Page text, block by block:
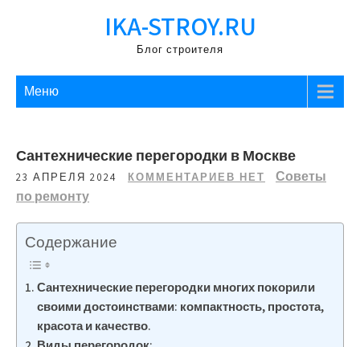
IKA-STROY.RU
Блог строителя
Меню
Сантехнические перегородки в Москве
23 АПРЕЛЯ 2024 КОММЕНТАРИЕВ НЕТ
Советы
по ремонту
Содержание
Сантехнические перегородки многих покорили
своими достоинствами: компактность, простота,
красота и качество.